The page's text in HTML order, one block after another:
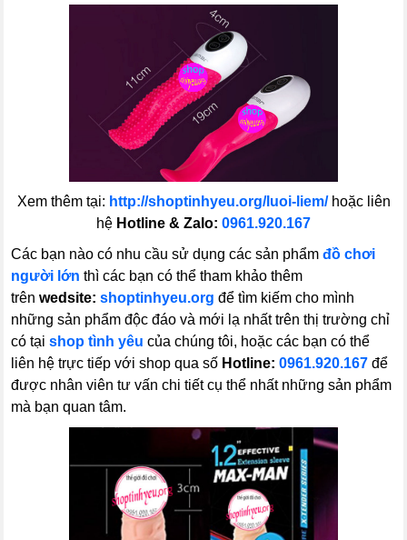
Xem thêm tại: http://shoptinhyeu.org/luoi-liem/hoặc liên
hệ Hotline & Zalo: 0961.920.167
Các bạn nào có nhu cầu sử dụng các sản phẩmđồ chơi
người lớn thì các bạn có thể tham khảo thêm
trênwedsite:shoptinhyeu.org để tìm kiếm cho mình
những sản phẩm độc đáo và mới lạ nhất trên thị trường chỉ
có tạishop tình yêu của chúng tôi, hoặc các bạn có thể
liên hệ trực tiếp với shop qua số Hotline:0961.920.167 để
được nhân viên tư vấn chi tiết cụ thể nhất những sản phẩm
mà bạn quan tâm.